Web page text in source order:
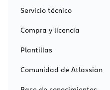
Servicio técnico
Compra y licencia
Plantillas
Comunidad de Atlassian